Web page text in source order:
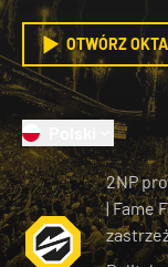
OTWÓRZ
2NP
| Fame